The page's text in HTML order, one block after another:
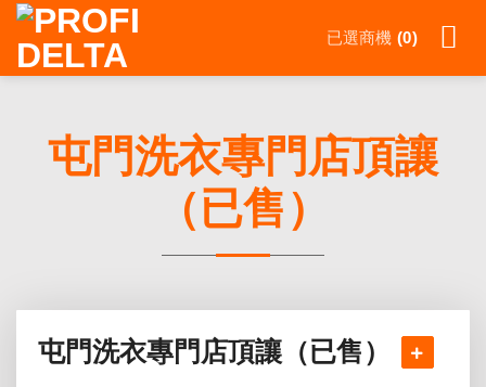
Skip
content
已選商機 0
屯門洗衣專門店頂讓
（已售）
屯門洗衣專門店頂讓（已售）